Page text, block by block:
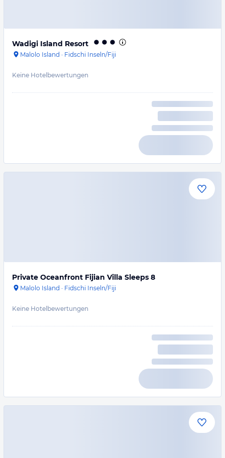
Wadigi Island Resort
Malolo Island · Fidschi Inseln/Fiji
Keine Hotelbewertungen
Private Oceanfront Fijian Villa Sleeps 8
Malolo Island · Fidschi Inseln/Fiji
Keine Hotelbewertungen